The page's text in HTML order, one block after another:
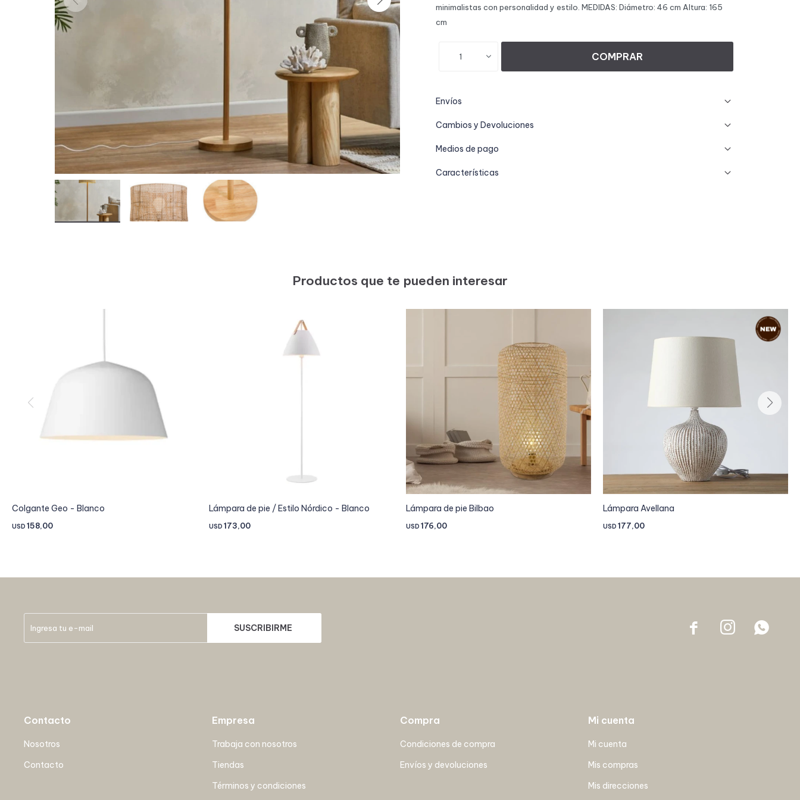
minimalistas con personalidad y estilo. MEDIDAS: Diámetro: 46 cm Altura: 165
cm
1 COMPRAR
Envíos
Cambios y Devoluciones
Medios de pago
Características
Productos que te pueden interesar
Colgante Geo - Blanco
USD 158,00
Lámpara de pie / Estilo Nórdico - Blanco
USD 173,00
Lámpara de pie Bilbao
USD 176,00
Lámpara Avellana
USD 177,00
SUSCRIBIRME   
Contacto
Nosotros
Contacto
Empresa
Trabaja con nosotros
Tiendas
Términos y condiciones
Compra
Condiciones de compra
Envíos y devoluciones
Mi cuenta
Mi cuenta
Mis compras
Mis direcciones